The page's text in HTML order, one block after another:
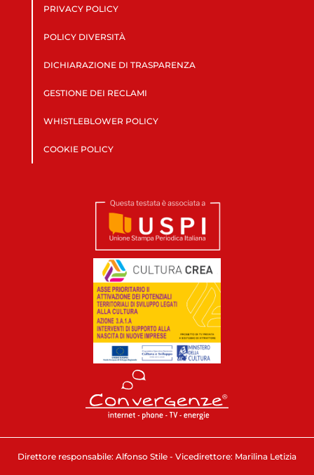
PRIVACY POLICY
POLICY DIVERSITÀ
DICHIARAZIONE DI TRASPARENZA
GESTIONE DEI RECLAMI
WHISTLEBLOWER POLICY
COOKIE POLICY
Direttore responsabile: Alfonso Stile - Vicedirettore: Marilina Letizia